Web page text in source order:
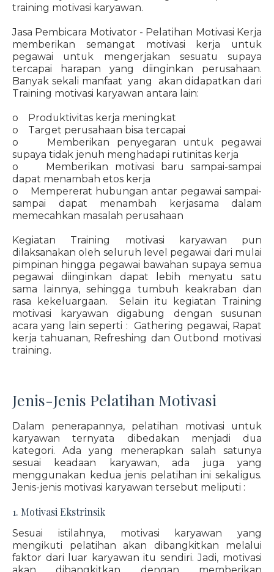
training motivasi karyawan.
Jasa Pembicara Motivator - Pelatihan Motivasi Kerja
memberikan semangat motivasi kerja untuk
pegawai untuk mengerjakan sesuatu supaya
tercapai harapan yang diinginkan perusahaan.
Banyak sekali manfaat yang akan didapatkan dari
Training motivasi karyawan antara lain:
o Produktivitas kerja meningkat
o Target perusahaan bisa tercapai
o Memberikan penyegaran untuk pegawai
supaya tidak jenuh menghadapi rutinitas kerja
o Memberikan motivasi baru sampai-sampai
dapat menambah etos kerja
o Mempererat hubungan antar pegawai sampai-
sampai dapat menambah kerjasama dalam
memecahkan masalah perusahaan
Kegiatan Training motivasi karyawan pun
dilaksanakan oleh seluruh level pegawai dari mulai
pimpinan hingga pegawai bawahan supaya semua
pegawai diinginkan dapat lebih menyatu satu
sama lainnya, sehingga tumbuh keakraban dan
rasa kekeluargaan. Selain itu kegiatan Training
motivasi karyawan digabung dengan susunan
acara yang lain seperti : Gathering pegawai, Rapat
kerja tahuanan, Refreshing dan Outbond motivasi
training.
Jenis-Jenis Pelatihan Motivasi
Dalam penerapannya, pelatihan motivasi untuk
karyawan ternyata dibedakan menjadi dua
kategori. Ada yang menerapkan salah satunya
sesuai keadaan karyawan, ada juga yang
menggunakan kedua jenis pelatihan ini sekaligus.
Jenis-jenis motivasi karyawan tersebut meliputi :
1. Motivasi Ekstrinsik
Sesuai istilahnya, motivasi karyawan yang
mengikuti pelatihan akan dibangkitkan melalui
faktor dari luar karyawan itu sendiri. Jadi, motivasi